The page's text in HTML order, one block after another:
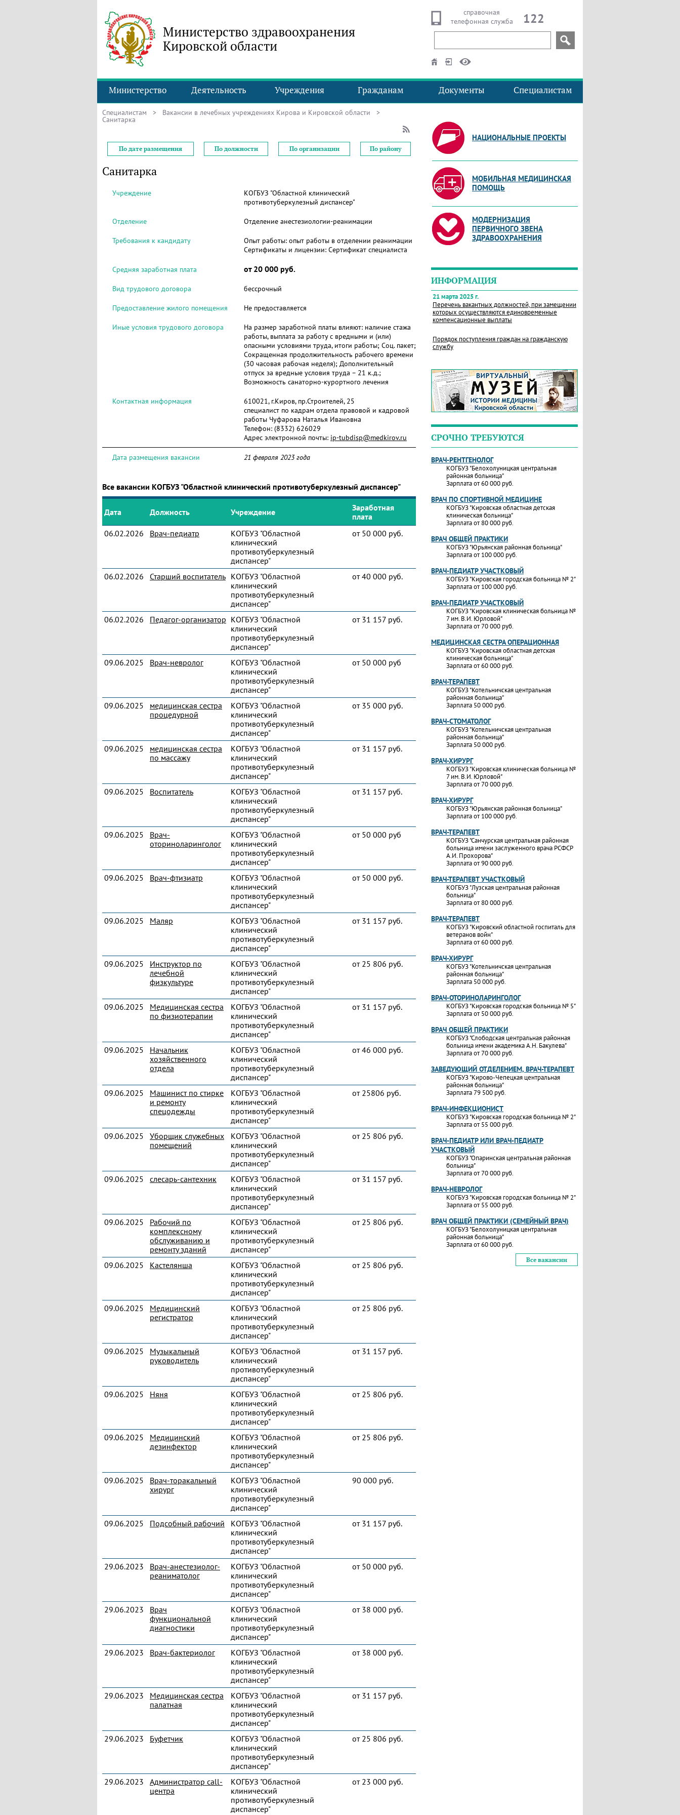
Министерство здравоохранения
Кировской области
справочная
телефонная служба
122
Министерство Деятельность Учреждения Гражданам Документы Специалистам
Специалистам > Вакансии в лечебных учреждениях Кирова и Кировской области >
Санитарка
По дате размещения По должности По организации По району
Санитарка
Учреждение
КОГБУЗ "Областной клинический
противотуберкулезный диспансер"
Отделение Отделение анестезиологии-реанимации
Требования к кандидату Опыт работы: опыт работы в отделении реанимации
Сертификаты и лицензии: Сертификат специалиста
Средняя заработная плата от 20 000 руб.
Вид трудового договора бессрочный
Предоставление жилого помещения Не предоставляется
Иные условия трудового договора
На размер заработной платы влияют: наличие стажа
работы, выплата за работу с вредными и (или)
опасными условиями труда, итоги работы; Соц. пакет;
Сокращенная продолжительность рабочего времени
(30 часовая рабочая неделя); Дополнительный
отпуск за вредные условия труда – 21 к.д.;
Возможность санаторно-курортного лечения
Контактная информация
610021, г.Киров, пр.Строителей, 25
специалист по кадрам отдела правовой и кадровой
работы Чуфарова Наталья Ивановна
Телефон: (8332) 626029
Адрес электронной почты: ip-tubdisp@medkirov.ru
Дата размещения вакансии 21 февраля 2023 года
Все вакансии КОГБУЗ "Областной клинический противотуберкулезный диспансер"
Дата Должность Учреждение
Заработная
плата
06.02.2026
Врач-педиатр
КОГБУЗ "Областной
клинический
противотуберкулезный
диспансер"
от 50 000 руб.
06.02.2026 Старший воспитатель КОГБУЗ "Областной
клинический
противотуберкулезный
диспансер"
от 40 000 руб.
06.02.2026 Педагог-организатор КОГБУЗ "Областной
клинический
противотуберкулезный
диспансер"
от 31 157 руб.
09.06.2025 Врач-невролог
КОГБУЗ "Областной
клинический
противотуберкулезный
диспансер"
от 50 000 руб
09.06.2025
медицинская сестра
процедурной
КОГБУЗ "Областной
клинический
противотуберкулезный
диспансер"
от 35 000 руб.
09.06.2025
медицинская сестра
по массажу
КОГБУЗ "Областной
клинический
противотуберкулезный
диспансер"
от 31 157 руб.
09.06.2025 Воспитатель
КОГБУЗ "Областной
клинический
противотуберкулезный
диспансер"
от 31 157 руб.
09.06.2025
Врач-
оториноларинголог
КОГБУЗ "Областной
клинический
противотуберкулезный
диспансер"
от 50 000 руб
09.06.2025 Врач-фтизиатр
КОГБУЗ "Областной
клинический
противотуберкулезный
диспансер"
от 50 000 руб.
09.06.2025 Маляр
КОГБУЗ "Областной
клинический
противотуберкулезный
диспансер"
от 31 157 руб.
09.06.2025
Инструктор по
лечебной
физкультуре
КОГБУЗ "Областной
клинический
противотуберкулезный
диспансер"
от 25 806 руб.
09.06.2025
Медицинская сестра
по физиотерапии
КОГБУЗ "Областной
клинический
противотуберкулезный
диспансер"
от 31 157 руб.
09.06.2025
Начальник
хозяйственного
отдела
КОГБУЗ "Областной
клинический
противотуберкулезный
диспансер"
от 46 000 руб.
09.06.2025
Машинист по стирке
и ремонту
спецодежды
КОГБУЗ "Областной
клинический
противотуберкулезный
диспансер"
от 25806 руб.
09.06.2025
Уборщик служебных
помещений
КОГБУЗ "Областной
клинический
противотуберкулезный
диспансер"
от 25 806 руб.
09.06.2025 слесарь-сантехник
КОГБУЗ "Областной
клинический
противотуберкулезный
диспансер"
от 31 157 руб.
09.06.2025
Рабочий по
комплексному
обслуживанию и
ремонту зданий
КОГБУЗ "Областной
клинический
противотуберкулезный
диспансер"
от 25 806 руб.
09.06.2025 Кастелянша
КОГБУЗ "Областной
клинический
противотуберкулезный
диспансер"
от 25 806 руб.
09.06.2025
Медицинский
регистратор
КОГБУЗ "Областной
клинический
противотуберкулезный
диспансер"
от 25 806 руб.
09.06.2025
Музыкальный
руководитель
КОГБУЗ "Областной
клинический
противотуберкулезный
диспансер"
от 31 157 руб.
09.06.2025 Няня
КОГБУЗ "Областной
клинический
противотуберкулезный
диспансер"
от 25 806 руб.
09.06.2025
Медицинский
дезинфектор
КОГБУЗ "Областной
клинический
противотуберкулезный
диспансер"
от 25 806 руб.
09.06.2025
Врач-торакальный
хирург
КОГБУЗ "Областной
клинический
противотуберкулезный
диспансер"
90 000 руб.
09.06.2025 Подсобный рабочий
КОГБУЗ "Областной
клинический
противотуберкулезный
диспансер"
от 31 157 руб.
29.06.2023
Врач-анестезиолог-
реаниматолог
КОГБУЗ "Областной
клинический
противотуберкулезный
диспансер"
от 50 000 руб.
29.06.2023
Врач
функциональной
диагностики
КОГБУЗ "Областной
клинический
противотуберкулезный
диспансер"
от 38 000 руб.
29.06.2023 Врач-бактериолог
КОГБУЗ "Областной
клинический
противотуберкулезный
диспансер"
от 38 000 руб.
29.06.2023
Медицинская сестра
палатная
КОГБУЗ "Областной
клинический
противотуберкулезный
диспансер"
от 31 157 руб.
29.06.2023 Буфетчик
КОГБУЗ "Областной
клинический
противотуберкулезный
диспансер"
от 25 806 руб.
29.06.2023
Администратор call-
центра
КОГБУЗ "Областной
клинический
противотуберкулезный
диспансер"
от 23 000 руб.
НАЦИОНАЛЬНЫЕ ПРОЕКТЫ
МОБИЛЬНАЯ МЕДИЦИНСКАЯ
ПОМОЩЬ
МОДЕРНИЗАЦИЯ
ПЕРВИЧНОГО ЗВЕНА
ЗДРАВООХРАНЕНИЯ
ИНФОРМАЦИЯ
21 марта 2025 г.
Перечень вакантных должностей, при замещении
которых осуществляются единовременные
компенсационные выплаты
Порядок поступления граждан на гражданскую
службу
СРОЧНО ТРЕБУЮТСЯ
ВРАЧ-РЕНТГЕНОЛОГ
КОГБУЗ "Белохолуницкая центральная
районная больница"
Зарплата от 60 000 руб.
ВРАЧ ПО СПОРТИВНОЙ МЕДИЦИНЕ
КОГБУЗ "Кировская областная детская
клиническая больница"
Зарплата от 80 000 руб.
ВРАЧ ОБЩЕЙ ПРАКТИКИ
КОГБУЗ "Юрьянская районная больница"
Зарплата от 100 000 руб.
ВРАЧ-ПЕДИАТР УЧАСТКОВЫЙ
КОГБУЗ "Кировская городская больница № 2"
Зарплата от 100 000 руб.
ВРАЧ-ПЕДИАТР УЧАСТКОВЫЙ
КОГБУЗ "Кировская клиническая больница №
7 им. В.И. Юрловой"
Зарплата от 70 000 руб.
МЕДИЦИНСКАЯ СЕСТРА ОПЕРАЦИОННАЯ
КОГБУЗ "Кировская областная детская
клиническая больница"
Зарплата от 60 000 руб.
ВРАЧ-ТЕРАПЕВТ
КОГБУЗ "Котельничская центральная
районная больница"
Зарплата 50 000 руб.
ВРАЧ-СТОМАТОЛОГ
КОГБУЗ "Котельничская центральная
районная больница"
Зарплата 50 000 руб.
ВРАЧ-ХИРУРГ
КОГБУЗ "Кировская клиническая больница №
7 им. В.И. Юрловой"
Зарплата от 70 000 руб.
ВРАЧ-ХИРУРГ
КОГБУЗ "Юрьянская районная больница"
Зарплата от 100 000 руб.
ВРАЧ-ТЕРАПЕВТ
КОГБУЗ "Санчурская центральная районная
больница имени заслуженного врача РСФСР
А.И. Прохорова"
Зарплата от 90 000 руб.
ВРАЧ-ТЕРАПЕВТ УЧАСТКОВЫЙ
КОГБУЗ "Лузская центральная районная
больница"
Зарплата от 80 000 руб.
ВРАЧ-ТЕРАПЕВТ
КОГБУЗ "Кировский областной госпиталь для
ветеранов войн"
Зарплата от 60 000 руб.
ВРАЧ-ХИРУРГ
КОГБУЗ "Котельничская центральная
районная больница"
Зарплата 50 000 руб.
ВРАЧ-ОТОРИНОЛАРИНГОЛОГ
КОГБУЗ "Кировская городская больница № 5"
Зарплата от 50 000 руб.
ВРАЧ ОБЩЕЙ ПРАКТИКИ
КОГБУЗ "Слободская центральная районная
больница имени академика А.Н. Бакулева"
Зарплата от 70 000 руб.
ЗАВЕДУЮЩИЙ ОТДЕЛЕНИЕМ, ВРАЧ-ТЕРАПЕВТ
КОГБУЗ "Кирово-Чепецкая центральная
районная больница"
Зарплата 79 500 руб.
ВРАЧ-ИНФЕКЦИОНИСТ
КОГБУЗ "Кировская городская больница № 2"
Зарплата от 55 000 руб.
ВРАЧ-ПЕДИАТР ИЛИ ВРАЧ-ПЕДИАТР
УЧАСТКОВЫЙ
КОГБУЗ "Опаринская центральная районная
больница"
Зарплата от 70 000 руб.
ВРАЧ-НЕВРОЛОГ
КОГБУЗ "Кировская городская больница № 2"
Зарплата от 55 000 руб.
ВРАЧ ОБЩЕЙ ПРАКТИКИ (СЕМЕЙНЫЙ ВРАЧ)
КОГБУЗ "Белохолуницкая центральная
районная больница"
Зарплата от 60 000 руб.
Все вакансии